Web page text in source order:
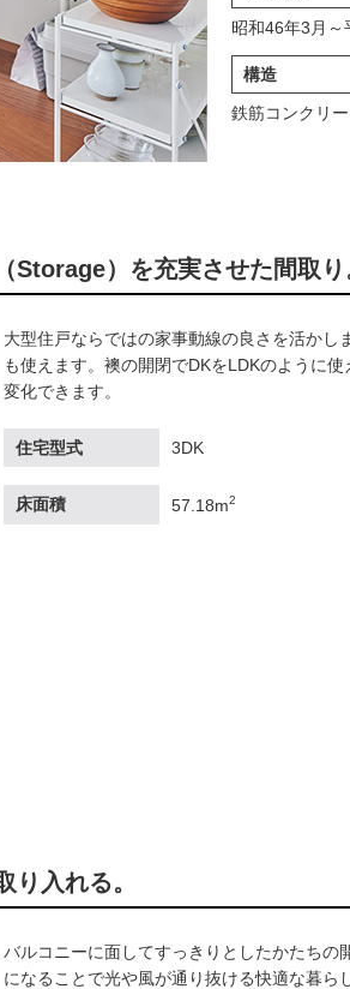
昭和46年3月～
構造
鉄筋コンクリ
）を充実させた間取り
大型住戸ならではの家事動線の良さを活かし
も使えます。襖の開閉でDKをLDKのように
変化できます。
住宅型式 3DK
床面積 57.18m2
入れる。
バルコニーに面してすっきりとしたかたちの
になることで光や風が通り抜ける快適な暮ら